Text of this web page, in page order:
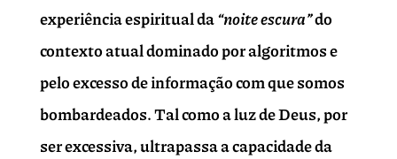
experiência espiritual da“noite escura”do
contexto atual dominado por algoritmos e
pelo excesso de informação com que somos
bombardeados. Tal como a luz de Deus, por
ser excessiva, ultrapassa a capacidade da